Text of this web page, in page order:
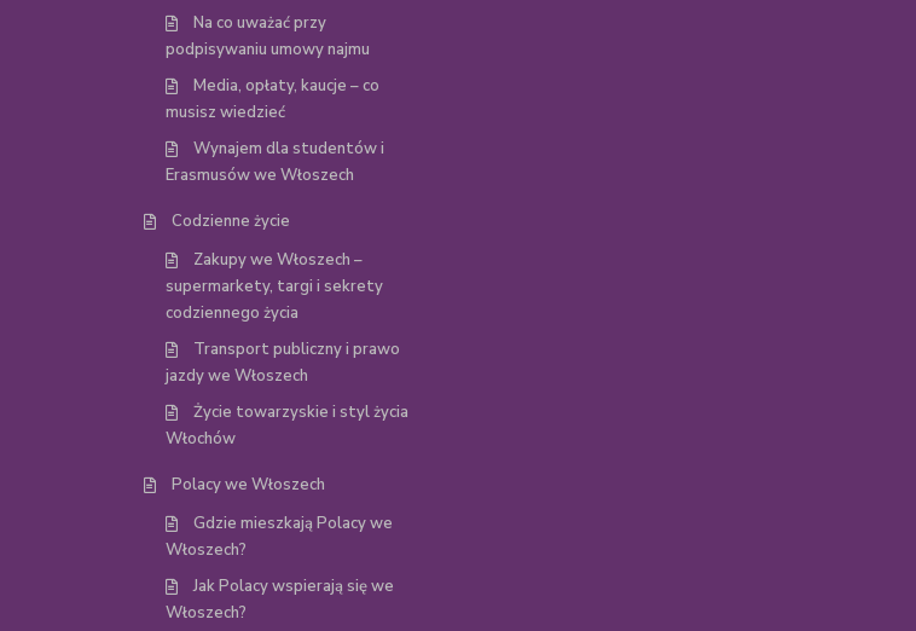
Na co uważać przy
podpisywaniu umowy najmu
Media, opłaty, kaucje – co
musisz wiedzieć
Wynajem dla studentów i
Erasmusów we Włoszech
Codzienne życie
Zakupy we Włoszech –
supermarkety, targi i sekrety
codziennego życia
Transport publiczny i prawo
jazdy we Włoszech
Życie towarzyskie i styl życia
Włochów
Polacy we Włoszech
Gdzie mieszkają Polacy we
Włoszech?
Jak Polacy wspierają się we
Włoszech?